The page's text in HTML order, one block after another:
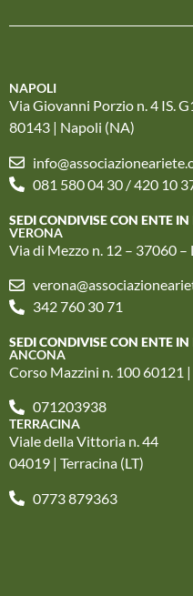
NAPOLI
Via Giovanni Porzio n. 4 IS.
80143 | Napoli (NA)
081 580 04 30 / 420 10
SEDI CONDIVISE CON ENTE IN
VERONA
Via di Mezzo n. 12 – 37060 –
342 760 30 71
SEDI CONDIVISE CON ENTE IN
ANCONA
Corso Mazzini n. 100 60121
071203938
TERRACINA
Viale della Vittoria n. 44
04019 | Terracina (LT)
0773 879363